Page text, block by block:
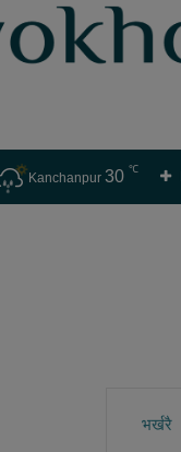
Kanchanpur 30 ℃
भर्खरै